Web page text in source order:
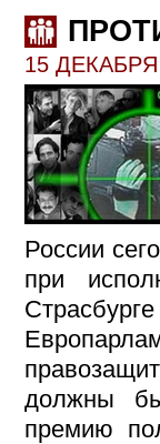
15 ДЕКАБРЯ
России
при
должны
премию